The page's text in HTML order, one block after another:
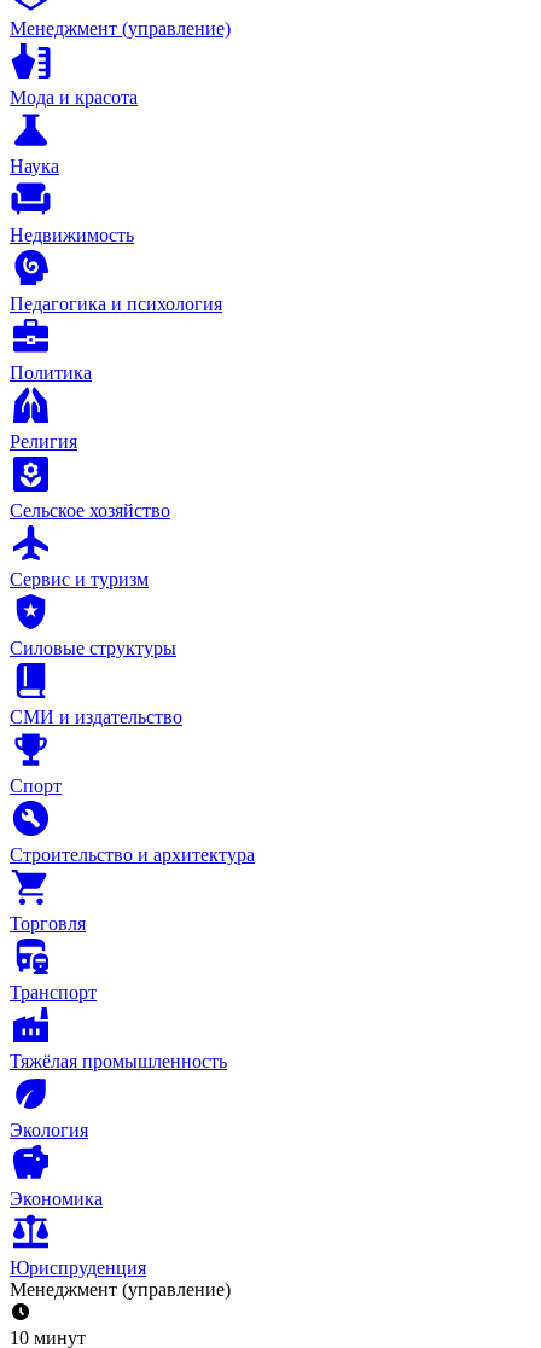
Менеджмент (управление)
Мода и красота
Наука
Недвижимость
Педагогика и психология
Политика
Религия
Сельское хозяйство
Сервис и туризм
Силовые структуры
СМИ и издательство
Спорт
Строительство и архитектура
Торговля
Транспорт
Тяжёлая промышленность
Экология
Экономика
Юриспруденция
Менеджмент (управление)
10 минут